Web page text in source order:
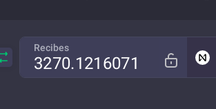
Recibes